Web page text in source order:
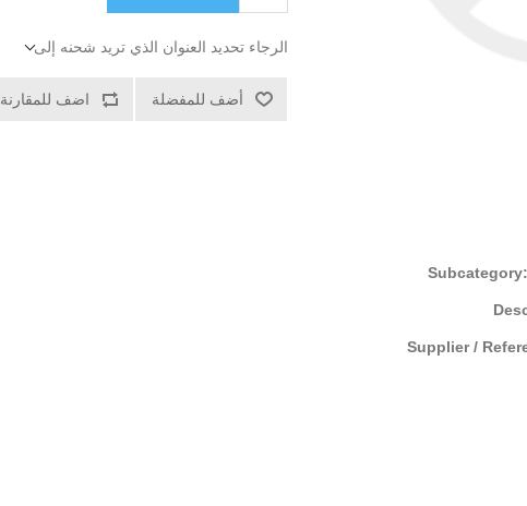
الرجاء تحديد العنوان الذي تريد شحنه إلى
أضف للمفضلة اضف للمقارنة
Subcategory:
Supplier /